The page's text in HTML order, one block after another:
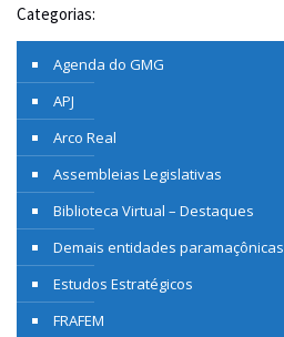
Categorias:
Agenda do GMG
APJ
Arco Real
Assembleias Legislativas
Biblioteca Virtual – Destaques
Demais entidades paramaçônicas
Estudos Estratégicos
FRAFEM